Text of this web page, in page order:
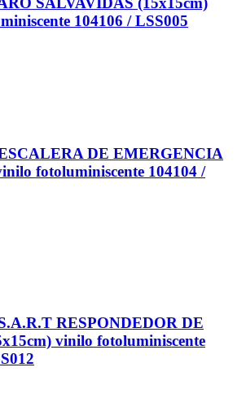
104106 / LSS005
DE EMERGENCIA
fotoluminiscente 104104 /
RESPONDEDOR DE
vinilo fotoluminiscente